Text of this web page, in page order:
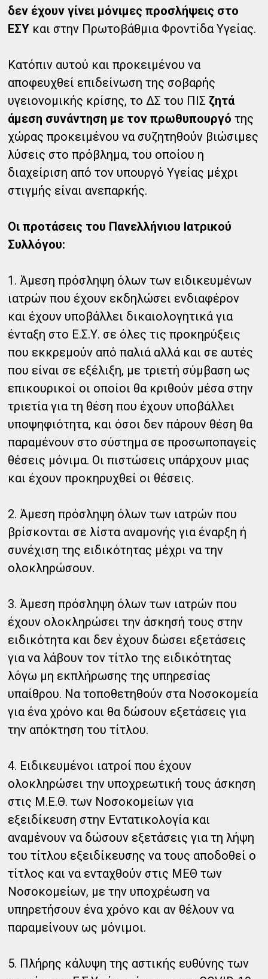
δεν έχουν γίνει μόνιμες προσλήψεις στο
ΕΣΥ και στην Πρωτοβάθμια Φροντίδα Υγείας.
Κατόπιν αυτού και προκειμένου να
αποφευχθεί επιδείνωση της σοβαρής
υγειονομικής κρίσης, το ΔΣ του ΠΙΣ ζητά
άμεση συνάντηση με τον πρωθυπουργό της
χώρας προκειμένου να συζητηθούν βιώσιμες
λύσεις στο πρόβλημα, του οποίου η
διαχείριση από τον υπουργό Υγείας μέχρι
στιγμής είναι ανεπαρκής.
Οι προτάσεις του Πανελλήνιου Ιατρικού
Συλλόγου:
1. Άμεση πρόσληψη όλων των ειδικευμένων
ιατρών που έχουν εκδηλώσει ενδιαφέρον
και έχουν υποβάλλει δικαιολογητικά για
ένταξη στο Ε.Σ.Υ. σε όλες τις προκηρύξεις
που εκκρεμούν από παλιά αλλά και σε αυτές
που είναι σε εξέλιξη, με τριετή σύμβαση ως
επικουρικοί οι οποίοι θα κριθούν μέσα στην
τριετία για τη θέση που έχουν υποβάλλει
υποψηφιότητα, και όσοι δεν πάρουν θέση θα
παραμένουν στο σύστημα σε προσωποπαγείς
θέσεις μόνιμα. Οι πιστώσεις υπάρχουν μιας
και έχουν προκηρυχθεί οι θέσεις.
2. Άμεση πρόσληψη όλων των ιατρών που
βρίσκονται σε λίστα αναμονής για έναρξη ή
συνέχιση της ειδικότητας μέχρι να την
ολοκληρώσουν.
3. Άμεση πρόσληψη όλων των ιατρών που
έχουν ολοκληρώσει την άσκησή τους στην
ειδικότητα και δεν έχουν δώσει εξετάσεις
για να λάβουν τον τίτλο της ειδικότητας
λόγω μη εκπλήρωσης της υπηρεσίας
υπαίθρου. Να τοποθετηθούν στα Νοσοκομεία
για ένα χρόνο και θα δώσουν εξετάσεις για
την απόκτηση του τίτλου.
4. Ειδικευμένοι ιατροί που έχουν
ολοκληρώσει την υποχρεωτική τους άσκηση
στις Μ.Ε.Θ. των Νοσοκομείων για
εξειδίκευση στην Εντατικολογία και
αναμένουν να δώσουν εξετάσεις για τη λήψη
του τίτλου εξειδίκευσης να τους αποδοθεί ο
τίτλος και να ενταχθούν στις ΜΕΘ των
Νοσοκομείων, με την υποχρέωση να
υπηρετήσουν ένα χρόνο και αν θέλουν να
παραμείνουν ως μόνιμοι.
5. Πλήρης κάλυψη της αστικής ευθύνης των